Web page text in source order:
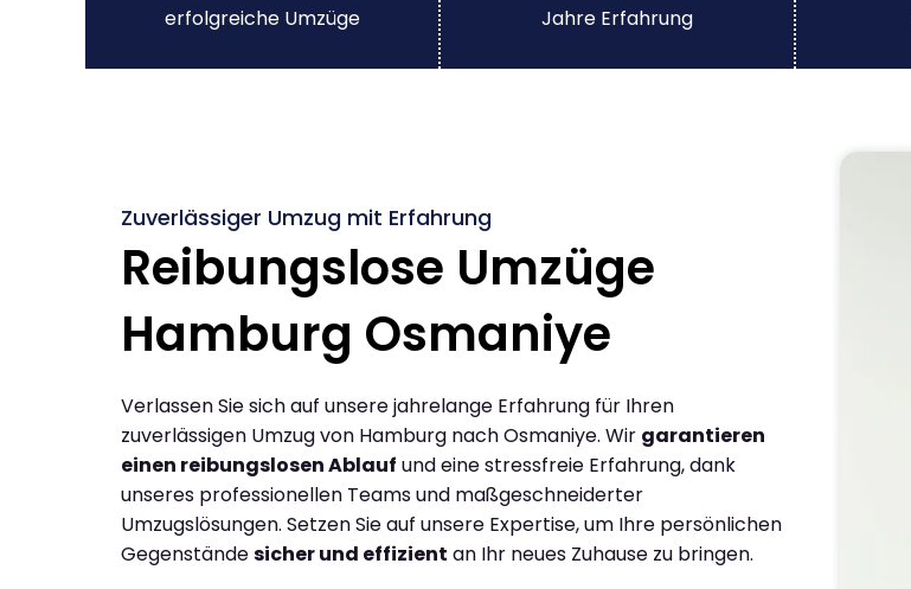
erfolgreiche Umzüge Jahre Erfahrung
Zuverlässiger Umzug mit Erfahrung
Reibungslose Umzüge
Hamburg Osmaniye
Verlassen Sie sich auf unsere jahrelange Erfahrung für Ihren
zuverlässigen Umzug von Hamburg nach Osmaniye. Wir garantieren
einen reibungslosen Ablauf und eine stressfreie Erfahrung, dank
unseres professionellen Teams und maßgeschneiderter
Umzugslösungen. Setzen Sie auf unsere Expertise, um Ihre persönlichen
Gegenständesicher und effizient an Ihr neues Zuhause zu bringen.